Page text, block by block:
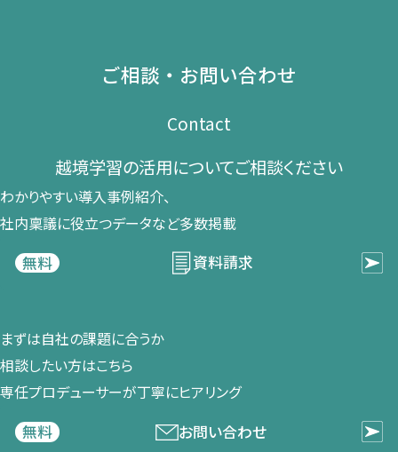
ご相談・お問い合わせ
Contact
越境学習の​活用に​ついて​ご相談ください​
わかりやすい導入事例紹介、​
社内稟議に​役立つデータなど​多数掲載
無料
資料請求
まずは​自社の​課題に​合うか​
相談したい方は​こちら
専任プロデューサーが​丁寧に​ヒアリング
無料
お問い合わせ